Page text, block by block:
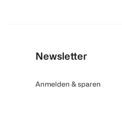
Newsletter
Anmelden & sparen